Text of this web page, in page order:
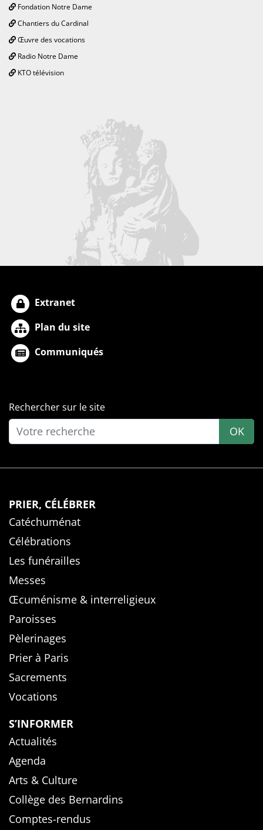
Fondation Notre Dame
Chantiers du Cardinal
Œuvre des vocations
Radio Notre Dame
KTO télévision
Extranet
Plan du site
Communiqués
Rechercher sur le site
OK
PRIER, CÉLÉBRER
Catéchuménat
Célébrations
Les funérailles
Messes
Œcuménisme & interreligieux
Paroisses
Pèlerinages
Prier à Paris
Sacrements
Vocations
S’INFORMER
Actualités
Agenda
Arts & Culture
Collège des Bernardins
Comptes-rendus